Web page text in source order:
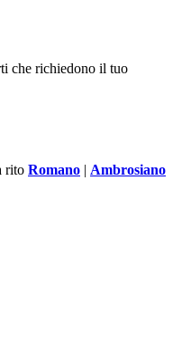
che richiedono il tuo
rito Romano | Ambrosiano